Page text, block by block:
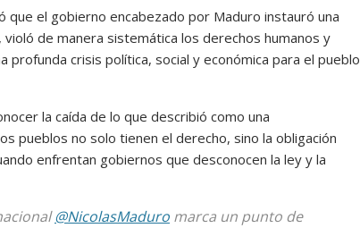
el gobierno encabezado por Maduro instauró una
de manera sistemática los derechos humanos y
profunda crisis política, social y económica para el pueblo
la caída de lo que describió como una
pueblos no solo tienen el derecho, sino la obligación
enfrentan gobiernos que desconocen la ley y la
@NicolasMaduro marca un punto de